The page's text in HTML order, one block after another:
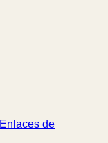
Enlaces de